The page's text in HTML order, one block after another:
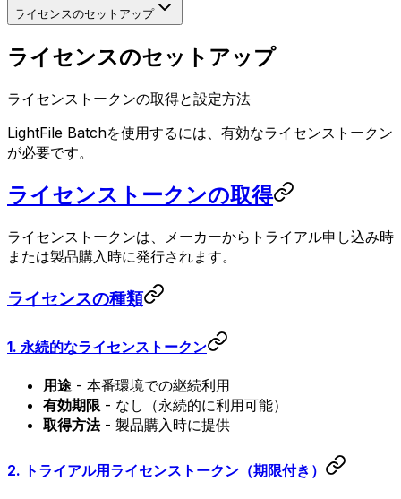
ライセンスのセットアップ
ライセンスのセットアップ
ライセンストークンの取得と設定方法
LightFile Batchを使用するには、有効なライセンストークン
が必要です。
ライセンストークンの取得
ライセンストークンは、メーカーからトライアル申し込み時
または製品購入時に発行されます。
ライセンスの種類
1. 永続的なライセンストークン
用途 - 本番環境での継続利用
有効期限 - なし（永続的に利用可能）
取得方法- 製品購入時に提供
2. トライアル用ライセンストークン（期限付き）